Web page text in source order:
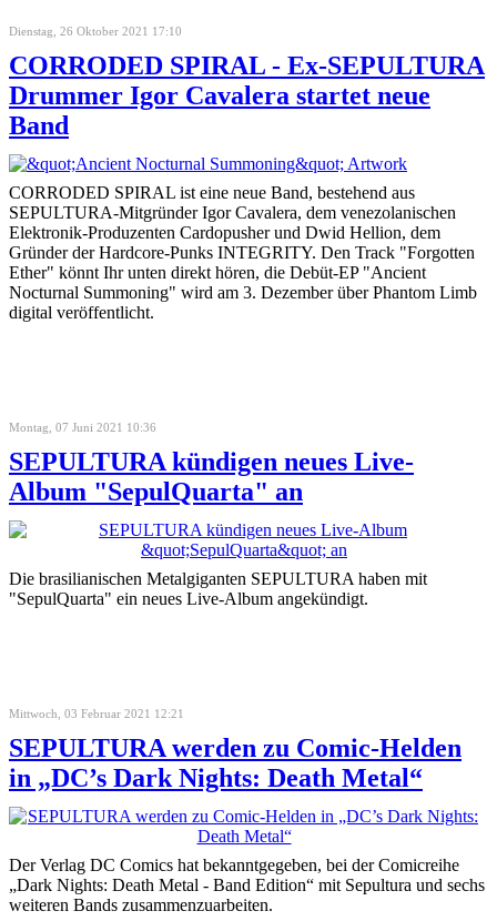
Dienstag, 26 Oktober 2021 17:10
CORRODED SPIRAL - Ex-SEPULTURA
Drummer Igor Cavalera startet neue
Band
CORRODED SPIRAL ist eine neue Band, bestehend aus
SEPULTURA-Mitgründer Igor Cavalera, dem venezolanischen
Elektronik-Produzenten Cardopusher und Dwid Hellion, dem
Gründer der Hardcore-Punks INTEGRITY. Den Track "Forgotten
Ether" könnt Ihr unten direkt hören, die Debüt-EP "Ancient
Nocturnal Summoning" wird am 3. Dezember über Phantom Limb
digital veröffentlicht.
Montag, 07 Juni 2021 10:36
SEPULTURA kündigen neues Live-
Album "SepulQuarta" an
Die brasilianischen Metalgiganten SEPULTURA haben mit
"SepulQuarta" ein neues Live-Album angekündigt.
Mittwoch, 03 Februar 2021 12:21
SEPULTURA werden zu Comic-Helden
in „DC’s Dark Nights: Death Metal“
Der Verlag DC Comics hat bekanntgegeben, bei der Comicreihe
„Dark Nights: Death Metal - Band Edition“ mit Sepultura und sechs
weiteren Bands zusammenzuarbeiten.